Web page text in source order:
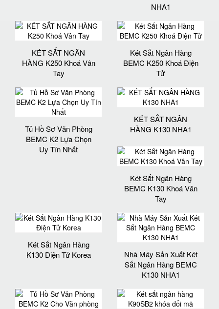
NHA1
KÉT SẮT NGÂN
HÀNG K250 Khoá Vân
Tay
Két Sắt Ngân Hàng
BEMC K250 Khoá Điện
Tử
Tủ Hồ Sơ Văn Phòng
BEMC K2 Lựa Chọn
Uy Tín Nhất
KÉT SẮT NGÂN
HÀNG K130 NHA1
Két Sắt Ngân Hàng
BEMC K130 Khoá Vân
Tay
Két Sắt Ngân Hàng
K130 Điện Tử Korea
Nhà Máy Sản Xuất Két
Sắt Ngân Hàng BEMC
K130 NHA1